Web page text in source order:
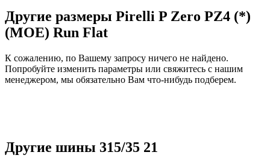
Другие размеры Pirelli P Zero PZ4 (*)
(MOE) Run Flat
К сожалению, по Вашему запросу ничего не найдено.
Попробуйте изменить параметры или свяжитесь с нашим
менеджером, мы обязательно Вам что-нибудь подберем.
Другие шины 315/35 21